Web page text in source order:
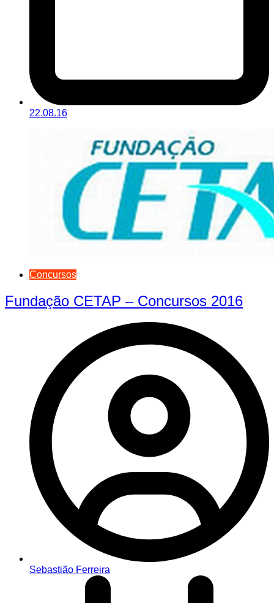
22.08.16
Concursos
Fundação CETAP – Concursos 2016
Sebastião Ferreira